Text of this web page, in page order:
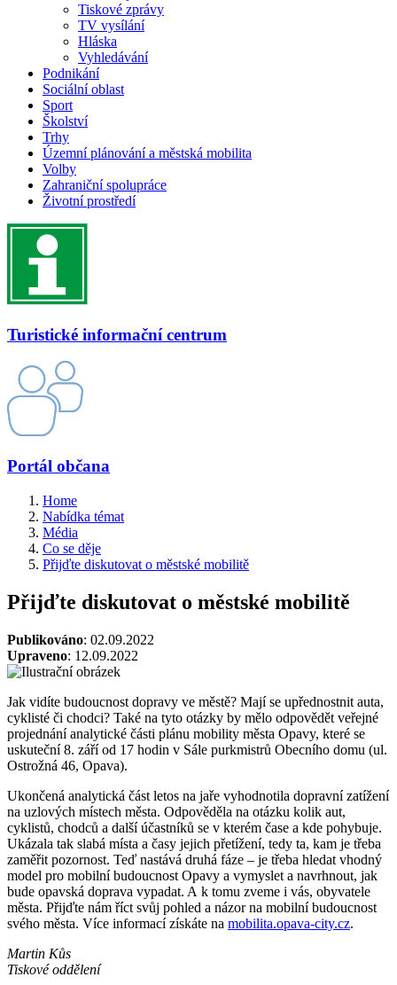
Tiskové zprávy
TV vysílání
Hláska
Vyhledávání
Podnikání
Sociální oblast
Sport
Školství
Trhy
Územní plánování a městská mobilita
Volby
Zahraniční spolupráce
Životní prostředí
Turistické informační centrum
Portál občana
Home
Nabídka témat
Média
Co se děje
Přijďte diskutovat o městské mobilitě
Přijďte diskutovat o městské mobilitě
Publikováno: 02.09.2022
Upraveno: 12.09.2022
Jak vidíte budoucnost dopravy ve městě? Mají se upřednostnit auta,
cyklisté či chodci? Také na tyto otázky by mělo odpovědět veřejné
projednání analytické části plánu mobility města Opavy, které se
uskuteční 8. září od 17 hodin v Sále purkmistrů Obecního domu (ul.
Ostrožná 46, Opava).
Ukončená analytická část letos na jaře vyhodnotila dopravní zatížení
na uzlových místech města. Odpověděla na otázku kolik aut,
cyklistů, chodců a další účastníků se v kterém čase a kde pohybuje.
Ukázala tak slabá místa a časy jejich přetížení, tedy ta, kam je třeba
zaměřit pozornost. Teď nastává druhá fáze – je třeba hledat vhodný
model pro mobilní budoucnost Opavy a vymyslet a navrhnout, jak
bude opavská doprava vypadat. A k tomu zveme i vás, obyvatele
města. Přijďte nám říct svůj pohled a názor na mobilní budoucnost
svého města. Více informací získáte na mobilita.opava-city.cz.
Martin Kůs
Tiskové oddělení